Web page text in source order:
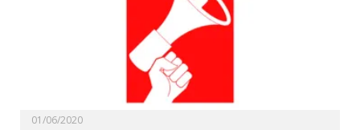
01/06/2020